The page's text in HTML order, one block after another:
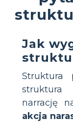
Jak
Struktura
struktura
narrację
akcja